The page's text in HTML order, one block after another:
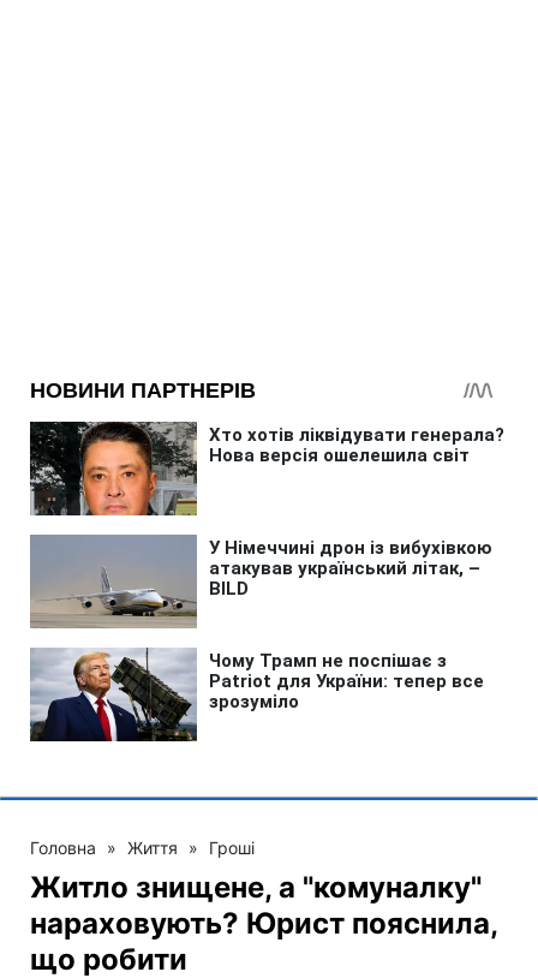
Головна » Життя » Гроші
Житло знищене, а "комуналку"
нараховують? Юрист пояснила,
що робити